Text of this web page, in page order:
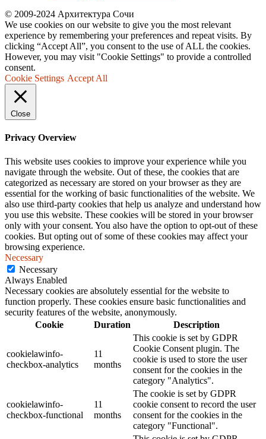
© 2009-2024 Архитектура Сочи
We use cookies on our website to give you the most relevant
experience by remembering your preferences and repeat visits. By
clicking “Accept All”, you consent to the use of ALL the cookies.
However, you may visit "Cookie Settings" to provide a controlled
consent.
Cookie Settings Accept All
Close
Privacy Overview
This website uses cookies to improve your experience while you
navigate through the website. Out of these, the cookies that are
categorized as necessary are stored on your browser as they are
essential for the working of basic functionalities of the website. We
also use third-party cookies that help us analyze and understand how
you use this website. These cookies will be stored in your browser
only with your consent. You also have the option to opt-out of these
cookies. But opting out of some of these cookies may affect your
browsing experience.
Necessary
Necessary
Always Enabled
Necessary cookies are absolutely essential for the website to
function properly. These cookies ensure basic functionalities and
security features of the website, anonymously.
Cookie
Duration Description
cookielawinfo-
checkbox-analytics
11
months
This cookie is set by GDPR
Cookie Consent plugin. The
cookie is used to store the user
consent for the cookies in the
category "Analytics".
cookielawinfo-
checkbox-functional
11
months
The cookie is set by GDPR
cookie consent to record the user
consent for the cookies in the
category "Functional".